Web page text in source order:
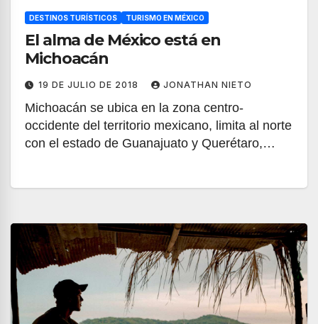
DESTINOS TURÍSTICOS TURISMO EN MÉXICO
El alma de México está en
Michoacán
19 DE JULIO DE 2018 JONATHAN NIETO
Michoacán se ubica en la zona centro-
occidente del territorio mexicano, limita al norte
con el estado de Guanajuato y Querétaro,…